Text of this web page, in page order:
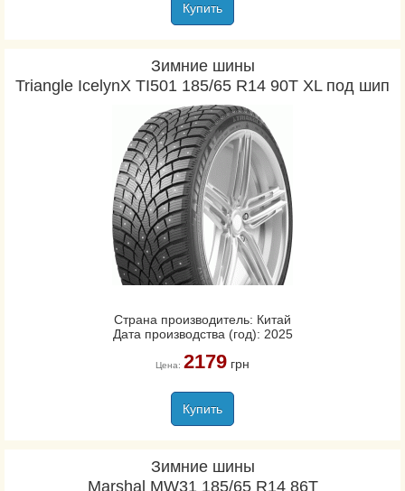
Купить
Зимние шины
Triangle IcelynX TI501 185/65 R14 90T XL под шип
Страна производитель: Китай
Дата производства (год): 2025
Цена: 2179грн
Купить
Зимние шины
Marshal MW31 185/65 R14 86T